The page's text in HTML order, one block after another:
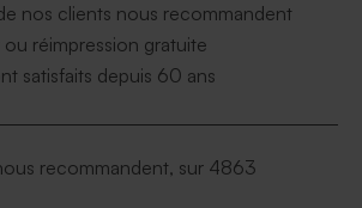
nos clients nous recommandent
réimpression gratuite
satisfaits depuis 60 ans
recommandent, sur 4863